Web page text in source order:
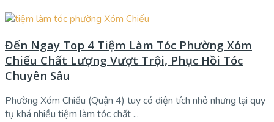
Đến Ngay Top 4 Tiệm Làm Tóc Phường Xóm
Chiếu Chất Lượng Vượt Trội, Phục Hồi Tóc
Chuyên Sâu
Phường Xóm Chiếu (Quận 4) tuy có diện tích nhỏ nhưng lại quy
tụ khá nhiều tiệm làm tóc chất ...